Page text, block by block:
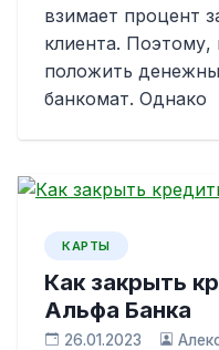
взимает процент
клиента. Поэтому,
положить
банкомат. Однако
КАРТЫ
Как закрыть
Альфа Банка
26.01.2023